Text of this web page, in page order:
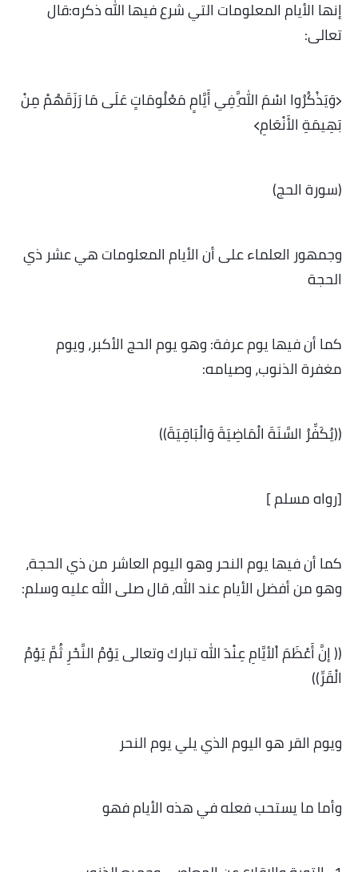
إنها الأيام المعلومات التي شرع فيها الله ذكره:قال
تعالى:
﴿وَيَذْكُرُوا اسْمَ اللَّهِ فِي أَيَّامٍ مَعْلُومَاتٍ عَلَى مَا رَزَقَهُمْ مِنْ
بَهِيمَةِ الأَنْعَامِ﴾
(سورة الحج)
وجمهور العلماء على أن الأيام المعلومات هي عشر ذي
الحجة
كما أن فيها يوم عرفة: وهو يوم الحج الأكبر، ويوم
مغفرة الذنوب، وصيامه:
((يُكَفِّرُ السَّنَةَ الْمَاضِيَةَ وَالْبَاقِيَةَ))
[رواه مسلم ]
كما أن فيها يوم النحر وهو اليوم العاشر من ذي الحجة،
وهو من أفضل الأيام عند الله، قال صلى الله عليه وسلم:
(( إنَّ أَعْظَمَ اْلأيَّامِ عِنْدَ الله تبارك وتعالى يَوْمُ النَّحْرِ ثُمَّ يَوْمُ
الْقَرِّ))
ويوم القر هو اليوم الذي يلي يوم النحر
وأما ما يستحب فعله في هذه الأيام فهو